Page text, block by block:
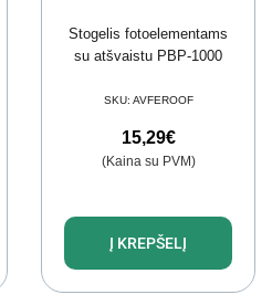
Stogelis fotoelementams
su atšvaistu PBP-1000
SKU: AVFEROOF
15,29€
(Kaina su PVM)
Į KREPŠELĮ